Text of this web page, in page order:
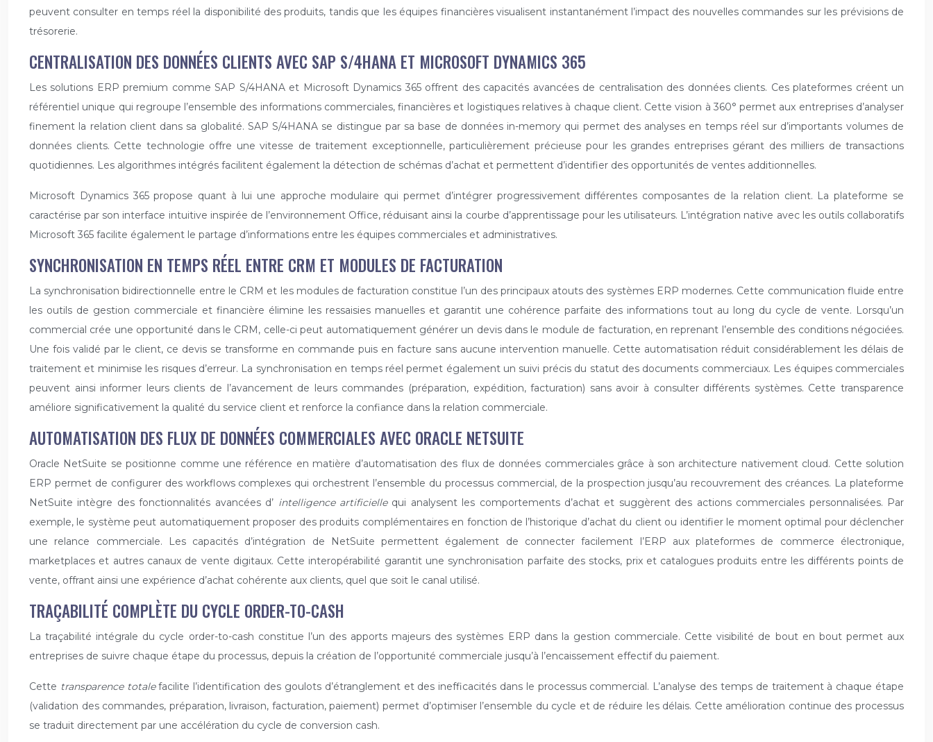
peuvent consulter en temps réel la disponibilité des produits, tandis que les équipes financières visualisent instantanément l’impact des nouvelles commandes sur les prévisions de
trésorerie.
CENTRALISATION DES DONNÉES CLIENTS AVEC SAP S/4HANA ET MICROSOFT DYNAMICS 365
Les solutions ERP premium comme SAP S/4HANA et Microsoft Dynamics 365 offrent des capacités avancées de centralisation des données clients. Ces plateformes créent un
référentiel unique qui regroupe l’ensemble des informations commerciales, financières et logistiques relatives à chaque client. Cette vision à 360° permet aux entreprises d’analyser
finement la relation client dans sa globalité. SAP S/4HANA se distingue par sa base de données in-memory qui permet des analyses en temps réel sur d’importants volumes de
données clients. Cette technologie offre une vitesse de traitement exceptionnelle, particulièrement précieuse pour les grandes entreprises gérant des milliers de transactions
quotidiennes. Les algorithmes intégrés facilitent également la détection de schémas d’achat et permettent d’identifier des opportunités de ventes additionnelles.
Microsoft Dynamics 365 propose quant à lui une approche modulaire qui permet d’intégrer progressivement différentes composantes de la relation client. La plateforme se
caractérise par son interface intuitive inspirée de l’environnement Office, réduisant ainsi la courbe d’apprentissage pour les utilisateurs. L’intégration native avec les outils collaboratifs
Microsoft 365 facilite également le partage d’informations entre les équipes commerciales et administratives.
SYNCHRONISATION EN TEMPS RÉEL ENTRE CRM ET MODULES DE FACTURATION
La synchronisation bidirectionnelle entre le CRM et les modules de facturation constitue l’un des principaux atouts des systèmes ERP modernes. Cette communication fluide entre
les outils de gestion commerciale et financière élimine les ressaisies manuelles et garantit une cohérence parfaite des informations tout au long du cycle de vente. Lorsqu’un
commercial crée une opportunité dans le CRM, celle-ci peut automatiquement générer un devis dans le module de facturation, en reprenant l’ensemble des conditions négociées.
Une fois validé par le client, ce devis se transforme en commande puis en facture sans aucune intervention manuelle. Cette automatisation réduit considérablement les délais de
traitement et minimise les risques d’erreur. La synchronisation en temps réel permet également un suivi précis du statut des documents commerciaux. Les équipes commerciales
peuvent ainsi informer leurs clients de l’avancement de leurs commandes (préparation, expédition, facturation) sans avoir à consulter différents systèmes. Cette transparence
améliore significativement la qualité du service client et renforce la confiance dans la relation commerciale.
AUTOMATISATION DES FLUX DE DONNÉES COMMERCIALES AVEC ORACLE NETSUITE
Oracle NetSuite se positionne comme une référence en matière d’automatisation des flux de données commerciales grâce à son architecture nativement cloud. Cette solution
ERP permet de configurer des workflows complexes qui orchestrent l’ensemble du processus commercial, de la prospection jusqu’au recouvrement des créances. La plateforme
NetSuite intègre des fonctionnalités avancées d’ intelligence artificielle qui analysent les comportements d’achat et suggèrent des actions commerciales personnalisées. Par
exemple, le système peut automatiquement proposer des produits complémentaires en fonction de l’historique d’achat du client ou identifier le moment optimal pour déclencher
une relance commerciale. Les capacités d’intégration de NetSuite permettent également de connecter facilement l’ERP aux plateformes de commerce électronique,
marketplaces et autres canaux de vente digitaux. Cette interopérabilité garantit une synchronisation parfaite des stocks, prix et catalogues produits entre les différents points de
vente, offrant ainsi une expérience d’achat cohérente aux clients, quel que soit le canal utilisé.
TRAÇABILITÉ COMPLÈTE DU CYCLE ORDER-TO-CASH
La traçabilité intégrale du cycle order-to-cash constitue l’un des apports majeurs des systèmes ERP dans la gestion commerciale. Cette visibilité de bout en bout permet aux
entreprises de suivre chaque étape du processus, depuis la création de l’opportunité commerciale jusqu’à l’encaissement effectif du paiement.
Cette transparence totalefacilite l’identification des goulots d’étranglement et des inefficacités dans le processus commercial. L’analyse des temps de traitement à chaque étape
(validation des commandes, préparation, livraison, facturation, paiement) permet d’optimiser l’ensemble du cycle et de réduire les délais. Cette amélioration continue des processus
se traduit directement par une accélération du cycle de conversion cash.